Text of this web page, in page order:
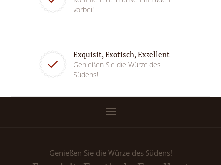
vorbei!
Exquisit, Exotisch, Exzellent
Genießen Sie die Würze des
Südens!
Genießen Sie die Würze des Südens!